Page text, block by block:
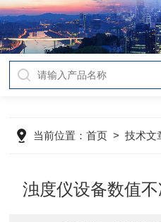
当前位置：首页 >技术文
浊度仪设备数值